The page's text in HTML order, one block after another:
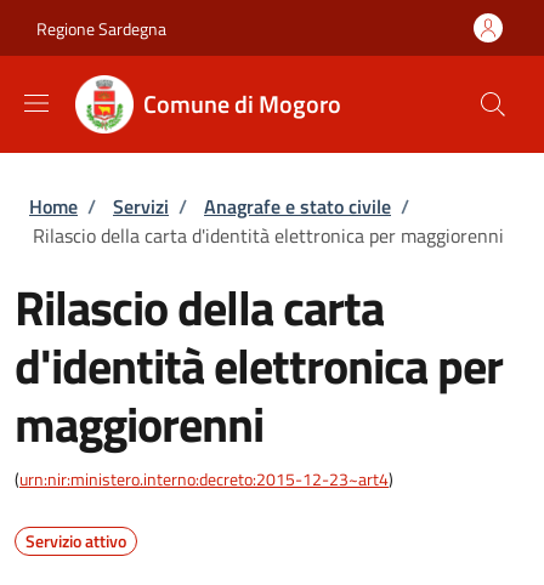
Regione Sardegna
Comune di Mogoro
Briciole di pane
Home / Servizi / Anagrafe e stato civile /
Rilascio della carta d'identità elettronica per maggiorenni
Rilascio della carta
d'identità elettronica per
maggiorenni
(urn:nir:ministero.interno:decreto:2015-12-23~art4)
Servizio attivo